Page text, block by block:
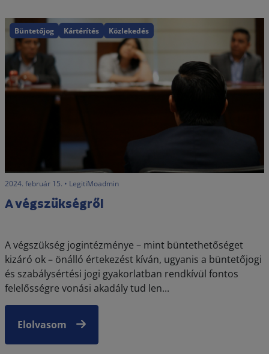
Büntetőjog Kártérítés Közlekedés
2024. február 15. • LegitiMoadmin
A végszükségről
A végszükség jogintézménye – mint büntethetőséget
kizáró ok – önálló értekezést kíván, ugyanis a büntetőjogi
és szabálysértési jogi gyakorlatban rendkívül fontos
felelősségre vonási akadály tud len...
Elolvasom